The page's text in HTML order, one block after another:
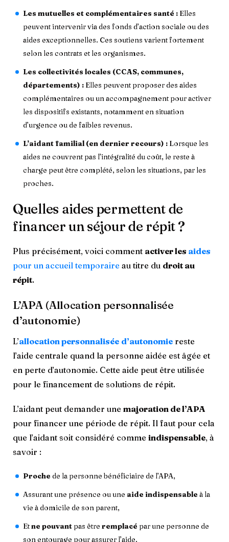
Les mutuelles et complémentaires santé : Elles
peuvent intervenir via des fonds d’action sociale ou des
aides exceptionnelles. Ces soutiens varient fortement
selon les contrats et les organismes.
Les collectivités locales (CCAS, communes,
départements) : Elles peuvent proposer des aides
complémentaires ou un accompagnement pour activer
les dispositifs existants, notamment en situation
d’urgence ou de faibles revenus.
L’aidant familial (en dernier recours) : Lorsque les
aides ne couvrent pas l’intégralité du coût, le reste à
charge peut être complété, selon les situations, par les
proches.
Quelles aides permettent de
financer un séjour de répit ?
Plus précisément, voici comment activer les aides
pour un accueil temporaire au titre du droit au
répit.
L’APA (Allocation personnalisée
d’autonomie)
L’allocation personnalisée d’autonomie reste
l’aide centrale quand la personne aidée est âgée et
en perte d’autonomie. Cette aide peut être utilisée
pour le financement de solutions de répit.
L’aidant peut demander une majoration de l’APA
pour financer une période de répit. Il faut pour cela
que l’aidant soit considéré comme indispensable, à
savoir :
Proche de la personne bénéficiaire de l’APA,
Assurant une présence ou une aide indispensable à la
vie à domicile de son parent,
Etne pouvant pas être remplacé par une personne de
son entourage pour assurer l’aide.